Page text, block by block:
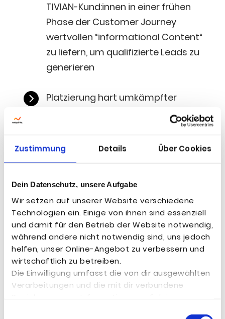
Zustimmung Details Über Cookies
Dein Datenschutz, unsere Aufgabe
Wir setzen auf unserer Website verschiedene
Technologien ein. Einige von ihnen sind essenziell
und damit für den Betrieb der Website notwendig,
während andere nicht notwendig sind, uns jedoch
helfen, unser Online-Angebot zu verbessern und
wirtschaftlich zu betreiben.
Die Einwilligung umfasst die von dir ausgewählten
Verarbeitungen und die mit dir verbundene
Speicherung von Informationen auf deinem
TIVIAN-Kund:innen in einer frü­hen
Pha­se der Cus­to­mer Jour­ney
wert­vol­len “infor­ma­tio­nal Con­tent“
zu lie­fern, um qua­li­fi­zier­te Leads zu
generieren

Plat­zie­rung hart umkämpf­ter
Such­be­grif­fe mit signi­fi­kan­tem
Such­vo­lu­men unter ande­rem auf
dem Plät­zen 1 bis 3 in den Google-
Suchergebnissen
Social-Media-Mar­ke­ting
 Aus­ar­bei­tung eines Paid-Social-
Media-Kon­zep­tes im B2B-Bereich

Fun­nel-Mar­ke­ting bei Lin­ke­dIn: vom
Erst­kon­takt bis zum Lead
Unter­stüt­zung einer auto­ma­ti­sier­